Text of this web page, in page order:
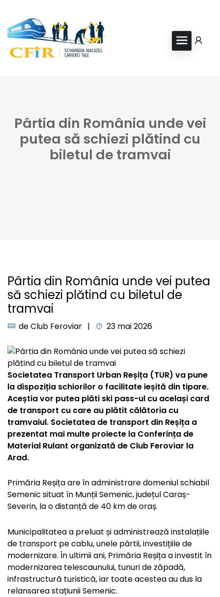
Pârtia din România unde vei
putea să schiezi plătind cu
biletul de tramvai
Pârtia din România unde vei putea
să schiezi plătind cu biletul de
tramvai
deClub Feroviar 23 mai 2026
Societatea Transport Urban Reșița (TUR) va pune
la dispoziția schiorilor o facilitate ieșită din tipare.
Aceștia vor putea plăti ski pass-ul cu același card
de transport cu care au plătit călătoria cu
tramvaiul. Societatea de transport din Reșița a
prezentat mai multe proiecte la Conferința de
Material Rulant organizată de Club Feroviar la
Arad.
Primăria Reșița are în administrare domeniul schiabil
Semenic situat în Munții Semenic, județul Caraș-
Severin, la o distanță de 40 km de oraș.
Municipalitatea a preluat și administrează instalațiile
de transport pe cablu, unele pârtii, investițiile de
modernizare. În ultimii ani, Primăria Reșița a investit în
modernizarea telescaunului, tunuri de zăpadă,
infrastructură turistică, iar toate acestea au dus la
relansarea stațiunii Semenic.